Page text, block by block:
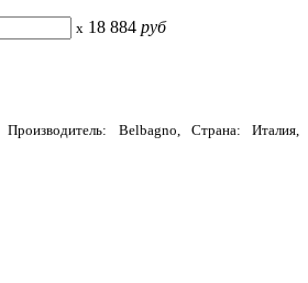
x 18 884 руб
Belbagno, Страна: Италия,